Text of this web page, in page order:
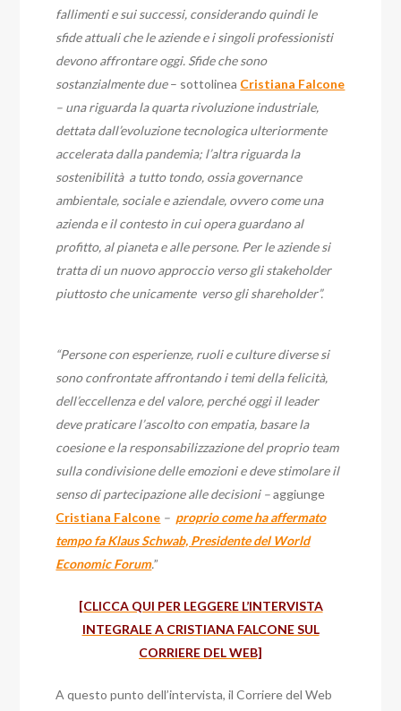
fallimenti e sui successi, considerando quindi le
sfide attuali che le aziende e i singoli professionisti
devono affrontare oggi. Sfide che sono
sostanzialmente due– sottolinea Cristiana Falcone
– una riguarda la quarta rivoluzione industriale,
dettata dall’evoluzione tecnologica ulteriormente
accelerata dalla pandemia; l’altra riguarda la
sostenibilità a tutto tondo, ossia governance
ambientale, sociale e aziendale, ovvero come una
azienda e il contesto in cui opera guardano al
profitto, al pianeta e alle persone. Per le aziende si
tratta di un nuovo approccio verso gli stakeholder
piuttosto che unicamente verso gli shareholder”.
“Persone con esperienze, ruoli e culture diverse si
sono confrontate affrontando i temi della felicità,
dell’eccellenza e del valore, perché oggi il leader
deve praticare l’ascolto con empatia, basare la
coesione e la responsabilizzazione del proprio team
sulla condivisione delle emozioni e deve stimolare il
senso di partecipazione alle decisioni –aggiunge
Cristiana Falcone – proprio come ha affermato
tempo fa Klaus Schwab, Presidente del World
Economic Forum.”
[CLICCA QUI PER LEGGERE L’INTERVISTA
INTEGRALE A CRISTIANA FALCONE SUL
CORRIERE DEL WEB]
A questo punto dell’intervista, il Corriere del Web